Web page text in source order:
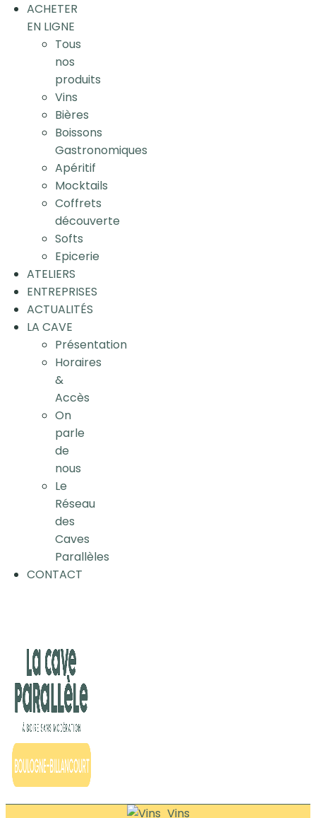
ACHETER
EN LIGNE
Tous
nos
produits
Vins
Bières
Boissons
Gastronomiques
Apéritif
Mocktails
Coffrets
découverte
Softs
Epicerie
ATELIERS
ENTREPRISES
ACTUALITÉS
LA CAVE
Présentation
Horaires
&
Accès
On
parle
de
nous
Le
Réseau
des
Caves
Parallèles
CONTACT
Vins